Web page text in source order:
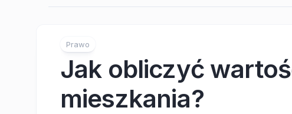
Prawo
Jak obliczyć
mieszkania?